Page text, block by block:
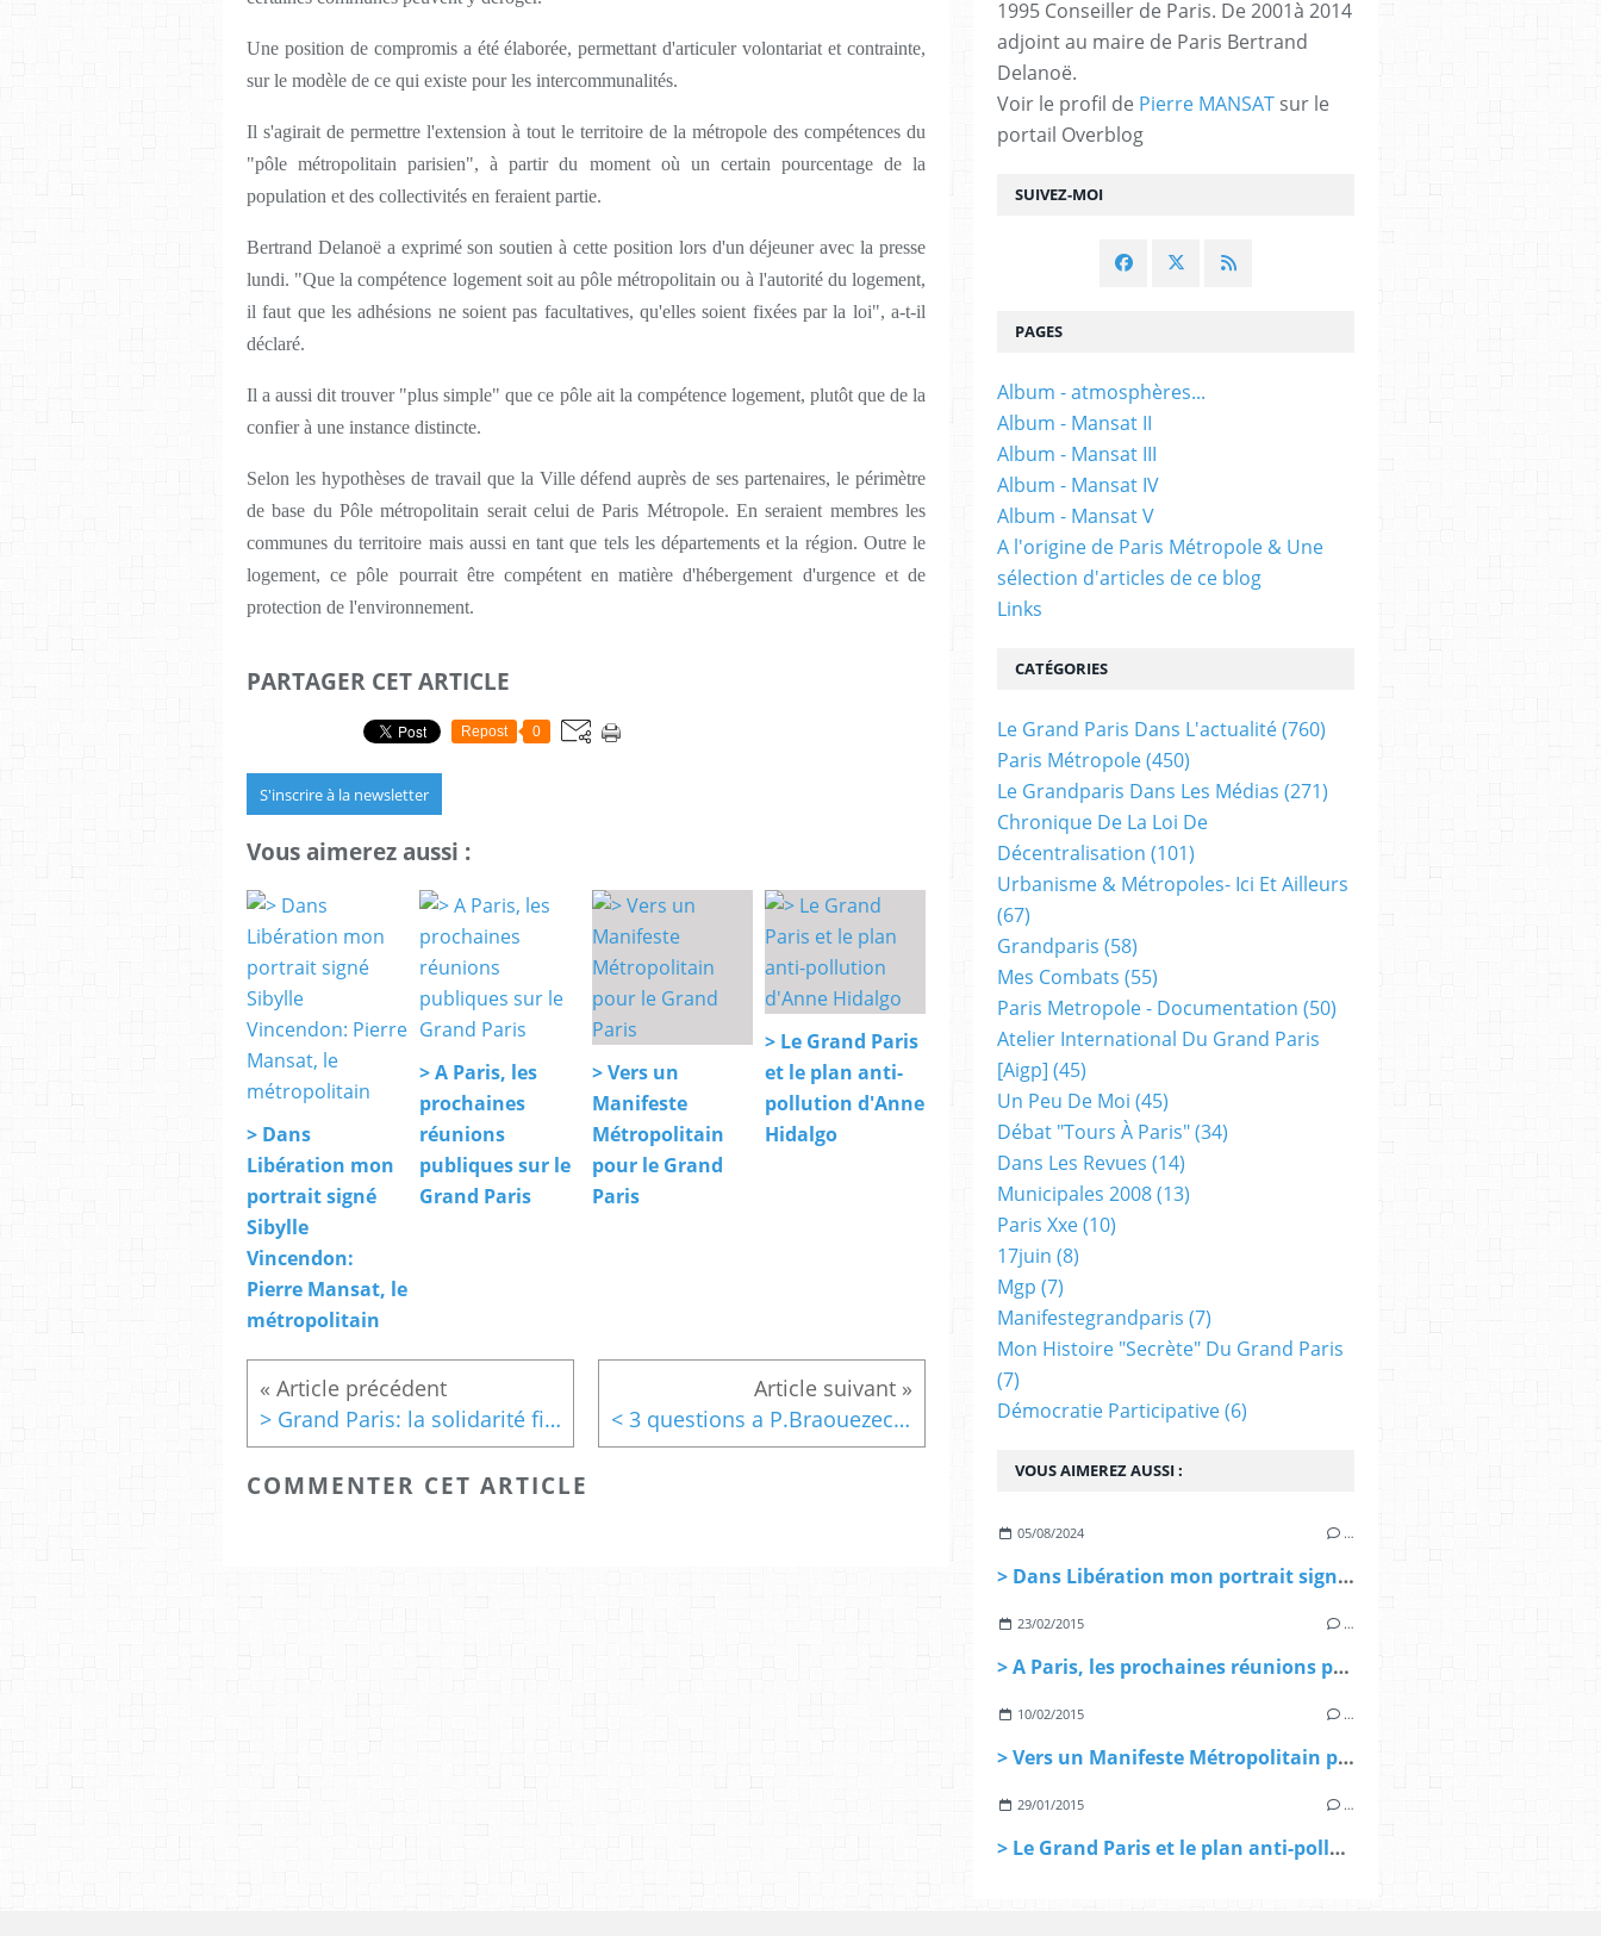
Une position de compromis a été élaborée, permettant d'articuler volontariat et contrainte,
sur le modèle de ce qui existe pour les intercommunalités.
Il s'agirait de permettre l'extension à tout le territoire de la métropole des compétences du
"pôle métropolitain parisien", à partir du moment où un certain pourcentage de la
population et des collectivités en feraient partie.
Bertrand Delanoë a exprimé son soutien à cette position lors d'un déjeuner avec la presse
lundi. "Que la compétence logement soit au pôle métropolitain ou à l'autorité du logement,
il faut que les adhésions ne soient pas facultatives, qu'elles soient fixées par la loi", a-t-il
déclaré.
Il a aussi dit trouver "plus simple" que ce pôle ait la compétence logement, plutôt que de la
confier à une instance distincte.
Selon les hypothèses de travail que la Ville défend auprès de ses partenaires, le périmètre
de base du Pôle métropolitain serait celui de Paris Métropole. En seraient membres les
communes du territoire mais aussi en tant que tels les départements et la région. Outre le
logement, ce pôle pourrait être compétent en matière d'hébergement d'urgence et de
protection de l'environnement.
PARTAGER CET ARTICLE
Repost 0
S'inscrire à la newsletter
Vous aimerez aussi :
> Dans
Libération mon
portrait signé
Sibylle
Vincendon:
Pierre Mansat, le
métropolitain
> A Paris, les
prochaines
réunions
publiques sur le
Grand Paris
> Vers un
Manifeste
Métropolitain
pour le Grand
Paris
> Le Grand Paris
et le plan anti-
pollution d'Anne
Hidalgo
> Grand Paris: la solidarité financière en question < 3 questions a P.Braouezec, président de Paris Métropole
COMMENTER CET ARTICLE
SUIVEZ-MOI
1995 Conseiller de Paris. De 2001à 2014
adjoint au maire de Paris Bertrand
Delanoë.
Voir le profil de Pierre MANSAT sur le
portail Overblog
VOUS AIMEREZ AUSSI :
05/08/2024 …
> Dans Libération mon portrait signé Sibylle Vincendon: Pierre Mansat, le métropolitain
23/02/2015 …
> A Paris, les prochaines réunions publiques sur le Grand Paris
10/02/2015 …
> Vers un Manifeste Métropolitain pour le Grand Paris
29/01/2015 …
> Le Grand Paris et le plan anti-pollution d'Anne Hidalgo
PAGES
Album - atmosphères...
Album - Mansat II
Album - Mansat III
Album - Mansat IV
Album - Mansat V
A l'origine de Paris Métropole & Une
sélection d'articles de ce blog
Links
CATÉGORIES
Le Grand Paris Dans L'actualité(760)
Paris Métropole(450)
Le Grandparis Dans Les Médias (271)
Chronique De La Loi De
Décentralisation (101)
Urbanisme & Métropoles- Ici Et Ailleurs
(67)
Grandparis (58)
Mes Combats (55)
Paris Metropole - Documentation (50)
Atelier International Du Grand Paris
[aigp] (45)
Un Peu De Moi (45)
Débat "tours À Paris"(34)
Dans Les Revues (14)
Municipales 2008(13)
Paris Xxe(10)
17juin (8)
Mgp (7)
Manifestegrandparis (7)
Mon Histoire "secrète" Du Grand Paris
(7)
Démocratie Participative(6)